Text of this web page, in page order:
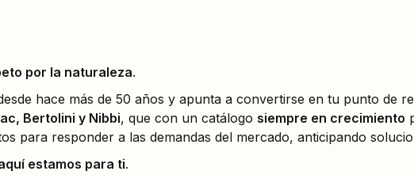
por la naturaleza.
hace más de 50 años y apunta a convertirse en tu punto de
Bertolini y Nibbi, que con un catálogo siempre en crecimiento
para responder a las demandas del mercado, anticipando
estamos para ti.